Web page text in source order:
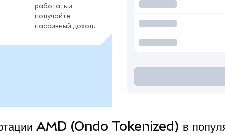
работать и
получайте
пассивный доход.
AMD (Ondo Tokenized) в